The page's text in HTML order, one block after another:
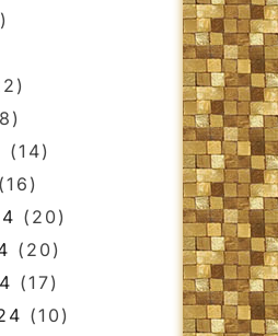
(14)
(16)
(20)
(20)
(17)
(10)